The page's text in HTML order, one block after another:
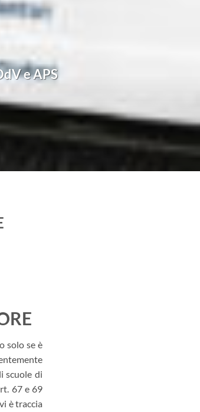
e APS
solo se è
scuole di
67 e 69
è traccia